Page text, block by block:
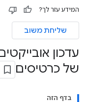
המידע עזר לך?
שליחת משוב
עדכון
של כרטיסים
בדף הזה